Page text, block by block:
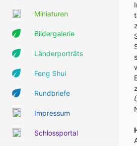
Miniaturen
Bildergalerie
Länderporträts
Feng Shui
Rundbriefe
Impressum
Schlossportal